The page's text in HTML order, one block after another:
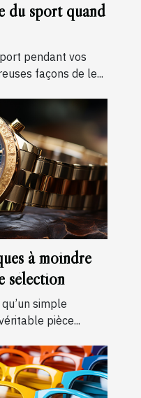
du sport quand
pendant vos
façons de le...
à moindre
sélection
simple
pièce...